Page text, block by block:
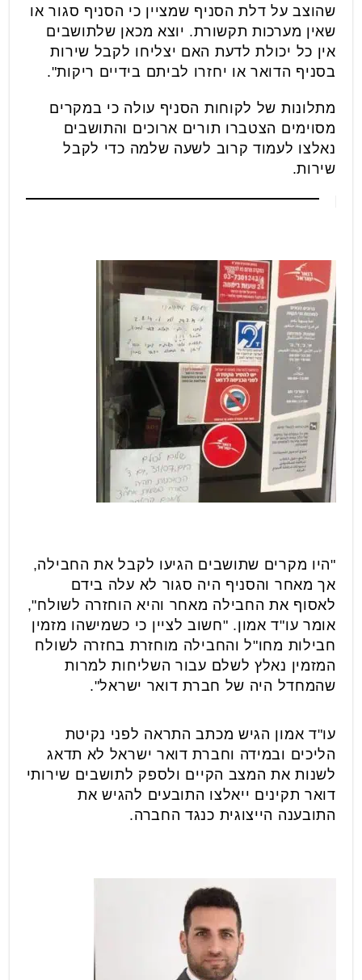
שהוצב על דלת הסניף שמציין כי הסניף סגור או
שאין מערכות תקשורת. יוצא מכאן שלתושבים
אין כל יכולת לדעת האם יצליחו לקבל שירות
בסניף הדואר או יחזרו לביתם בידיים ריקות".
מתלונות של לקוחות הסניף עולה כי במקרים
מסוימים הצטברו תורים ארוכים והתושבים
נאלצו לעמוד קרוב לשעה שלמה כדי לקבל
שירות.
"היו מקרים שתושבים הגיעו לקבל את החבילה,
אך מאחר והסניף היה סגור לא עלה בידם
לאסוף את החבילה מאחר והיא הוחזרה לשולח",
אומר עו"ד אמון. "חשוב לציין כי כשמישהו מזמין
חבילות מחו"ל והחבילה מוחזרת בחזרה לשולח
המזמין נאלץ לשלם עבור השליחות למרות
שהמחדל היה של חברת דואר ישראל".
עו"ד אמון הגיש מכתב התראה לפני נקיטת
הליכים ובמידה וחברת דואר ישראל לא תדאג
לשנות את המצב הקיים ולספק לתושבים שירותי
דואר תקינים ייאלצו התובעים להגיש את
התובענה הייצוגית כנגד החברה.